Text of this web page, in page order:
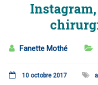
Fanette Mothé
10 octobre 2017